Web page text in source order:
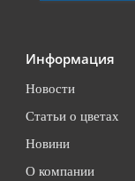
Информация
Новости
Статьи о цветах
Новини
О компании